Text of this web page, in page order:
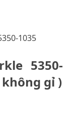
1035
5350-
không gỉ )